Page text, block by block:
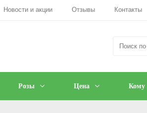
Новости и акции Отзывы Контакты
Розы Цена Кому